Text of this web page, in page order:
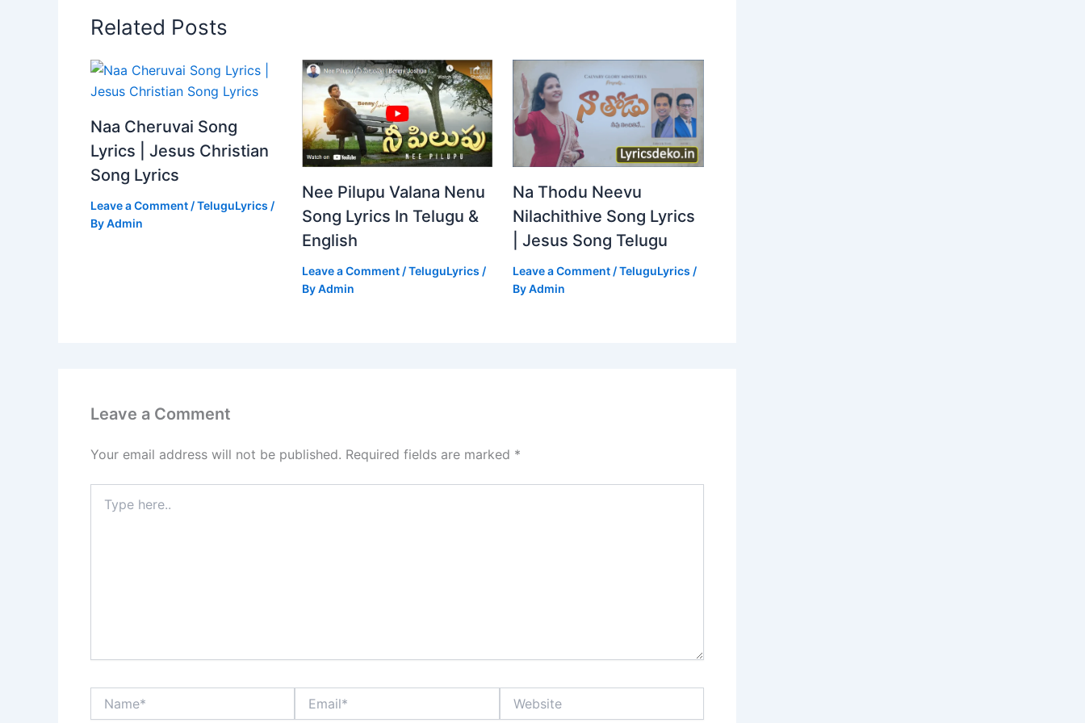
Related Posts
Naa Cheruvai Song
Lyrics | Jesus Christian
Song Lyrics
Leave a Comment /TeluguLyrics /
ByAdmin
Nee Pilupu Valana Nenu
Song Lyrics In Telugu &
English
Leave a Comment /TeluguLyrics /
ByAdmin
Na Thodu Neevu
Nilachithive Song Lyrics
| Jesus Song Telugu
Leave a Comment /TeluguLyrics /
ByAdmin
Leave a Comment
Your email address will not be published. Required fields are marked *
here..